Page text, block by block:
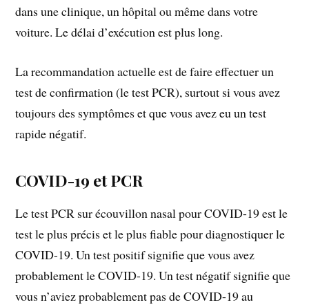
dans une clinique, un hôpital ou même dans votre
voiture. Le délai d’exécution est plus long.
La recommandation actuelle est de faire effectuer un
test de confirmation (le test PCR), surtout si vous avez
toujours des symptômes et que vous avez eu un test
rapide négatif.
COVID-19 et PCR
Le test PCR sur écouvillon nasal pour COVID-19 est le
test le plus précis et le plus fiable pour diagnostiquer le
COVID-19. Un test positif signifie que vous avez
probablement le COVID-19. Un test négatif signifie que
vous n’aviez probablement pas de COVID-19 au